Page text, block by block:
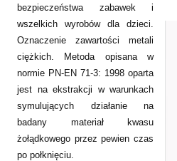
bezpieczeństwa zabawek i
wszelkich wyrobów dla dzieci.
Oznaczenie zawartości metali
ciężkich. Metoda opisana w
normie PN-EN 71-3: 1998 oparta
jest na ekstrakcji w warunkach
symulujących działanie na
badany materiał kwasu
żołądkowego przez pewien czas
po połknięciu.